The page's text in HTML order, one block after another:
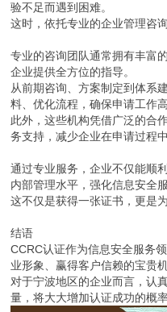
验不足而遇到困难。
这时，依托专业的企业管理咨
专业的咨询团队通常拥有丰富
企业提供全方位的指导。
从前期咨询、方案制定到体系
料、优化流程，确保申请工作高
此外，这些机构凭借广泛的合
务支持，减少企业在申请过程
通过专业服务，企业不仅能顺
内部管理水平，强化信息安全服
这不仅是获得一张证书，更是
结语
CCRC认证作为信息安全服务
业形象、赢得客户信赖的宝贵机
对于宁波地区的企业而言，认
量，将大大增加认证成功的概率